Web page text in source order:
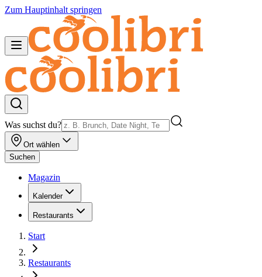
Zum Hauptinhalt springen
Was suchst du?
Ort wählen
Suchen
Magazin
Kalender
Restaurants
Start
Restaurants